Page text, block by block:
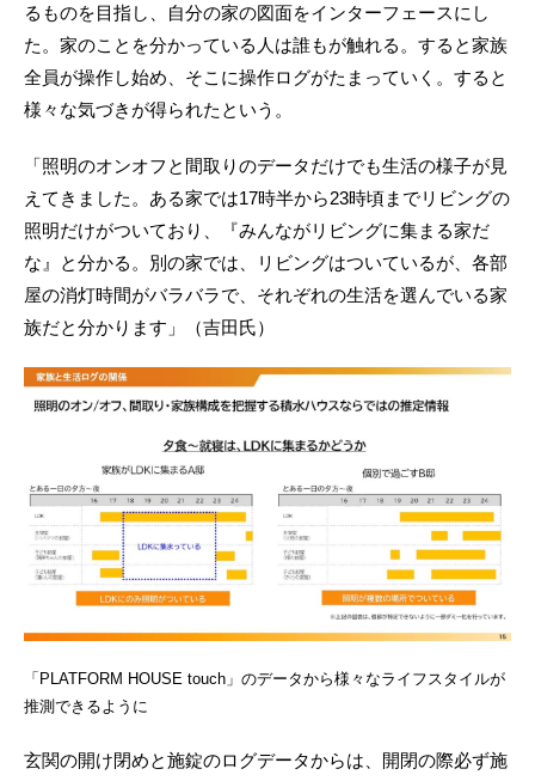
るものを目指し、自分の家の図面をインターフェースにし
た。家のことを分かっている人は誰もが触れる。すると家族
全員が操作し始め、そこに操作ログがたまっていく。すると
様々な気づきが得られたという。
「照明のオンオフと間取りのデータだけでも生活の様子が見
えてきました。ある家では17時半から23時頃までリビングの
照明だけがついており、『みんながリビングに集まる家だ
な』と分かる。別の家では、リビングはついているが、各部
屋の消灯時間がバラバラで、それぞれの生活を選んでいる家
族だと分かります」（吉田氏）
「PLATFORM HOUSE touch」のデータから様々なライフスタイルが
推測できるように
玄関の開け閉めと施錠のログデータからは、開閉の際必ず施